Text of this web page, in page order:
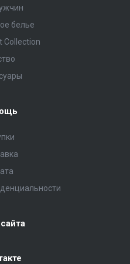
белье
Collection